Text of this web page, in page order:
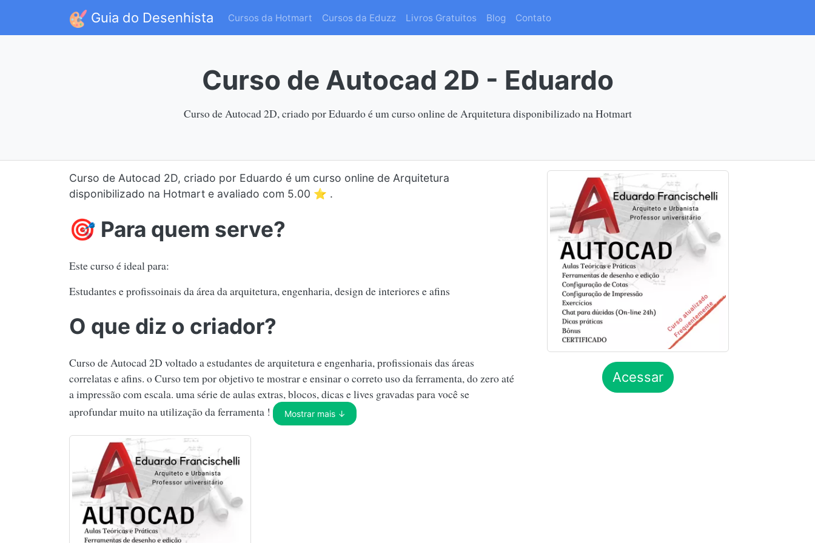
Guia do Desenhista Cursos da Hotmart Cursos da Eduzz Livros Gratuitos Blog Contato
Curso de Autocad 2D - Eduardo
Curso de Autocad 2D, criado por Eduardo é um curso online de Arquitetura disponibilizado na Hotmart
Curso de Autocad 2D, criado por Eduardo é um curso online de Arquitetura
disponibilizado na Hotmart e avaliado com 5.00 ⭐ .
🎯 Para quem serve?
Este curso é ideal para:
Estudantes e profissoinais da área da arquitetura, engenharia, design de interiores e afins
O que diz o criador?
Curso de Autocad 2D voltado a estudantes de arquitetura e engenharia, profissionais das áreas
correlatas e afins. o Curso tem por objetivo te mostrar e ensinar o correto uso da ferramenta, do zero até
a impressão com escala. uma série de aulas extras, blocos, dicas e lives gravadas para você se
aprofundar muito na utilização da ferramenta !
Mostrar mais ↓
Acessar